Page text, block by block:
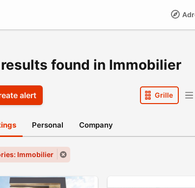
found in Immobilier
alert Grille
Personal Company
Immobilier